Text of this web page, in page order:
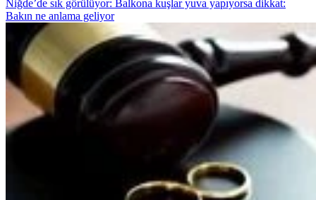
Niğde’de sık görülüyor: Balkona kuşlar yuva yapıyorsa dikkat:
Bakın ne anlama geliyor